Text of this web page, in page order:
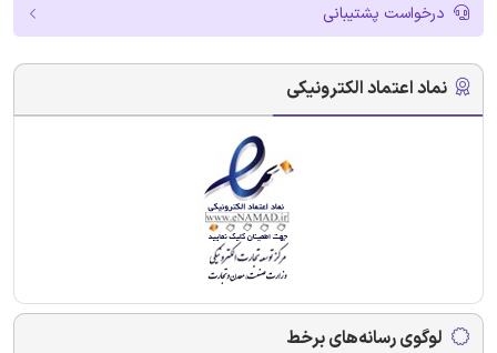
درخواست پشتیبانی
نماد اعتماد الکترونیکی
لوگوی رسانه‌های برخط